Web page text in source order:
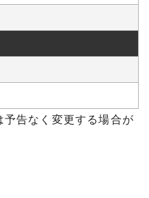
告なく変更する場合が